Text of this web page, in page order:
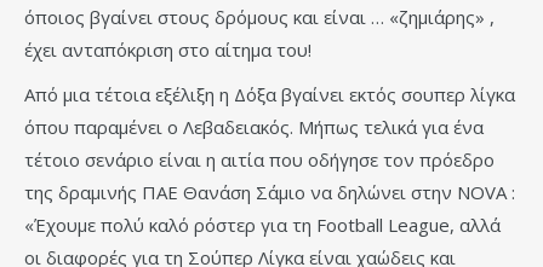
όποιος βγαίνει στους δρόμους και είναι … «ζημιάρης» ,
έχει ανταπόκριση στο αίτημα του!
Από μια τέτοια εξέλιξη η Δόξα βγαίνει εκτός σουπερ λίγκα
όπου παραμένει ο Λεβαδειακός. Μήπως τελικά για ένα
τέτοιο σενάριο είναι η αιτία που οδήγησε τον πρόεδρο
της δραμινής ΠΑΕ Θανάση Σάμιο να δηλώνει στην ΝΟVΑ :
«Έχουμε πολύ καλό ρόστερ για τη Football League, αλλά
οι διαφορές για τη Σούπερ Λίγκα είναι χαώδεις και